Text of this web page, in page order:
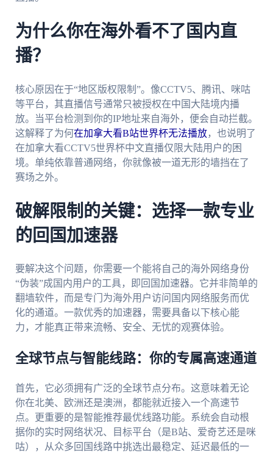
为什么你在海外看不了国内直
播？
核心原因在于“地区版权限制”。像CCTV5、腾讯、咪咕
等平台，其直播信号通常只被授权在中国大陆境内播
放。当平台检测到你的IP地址来自海外，便会自动拦截。
这解释了为何在加拿大看B站世界杯无法播放，也说明了
在加拿大看CCTV5世界杯中文直播仅限大陆用户的困
境。单纯依靠普通网络，你就像被一道无形的墙挡在了
赛场之外。
破解限制的关键：选择一款专业
的回国加速器
要解决这个问题，你需要一个能将自己的海外网络身份
“伪装”成国内用户的工具，即回国加速器。它并非简单的
翻墙软件，而是专门为海外用户访问国内网络服务而优
化的通道。一款优秀的加速器，需要具备以下核心能
力，才能真正带来流畅、安全、无忧的观赛体验。
全球节点与智能线路：你的专属高速通道
首先，它必须拥有广泛的全球节点分布。这意味着无论
你在北美、欧洲还是澳洲，都能就近接入一个高速节
点。更重要的是智能推荐最优线路功能。系统会自动根
据你的实时网络状况、目标平台（是B站、爱奇艺还是咪
咕），从众多回国线路中挑选出最稳定、延迟最低的一